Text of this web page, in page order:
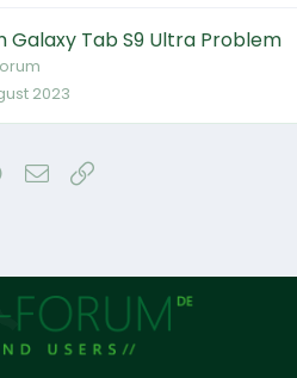
Galaxy Tab S9 Ultra Problem
2023
WhatsApp
E-Mail